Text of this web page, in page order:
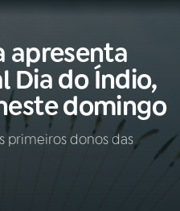
AO VIVO
apresenta
Dia do Índio,
domingo
primeiros donos das